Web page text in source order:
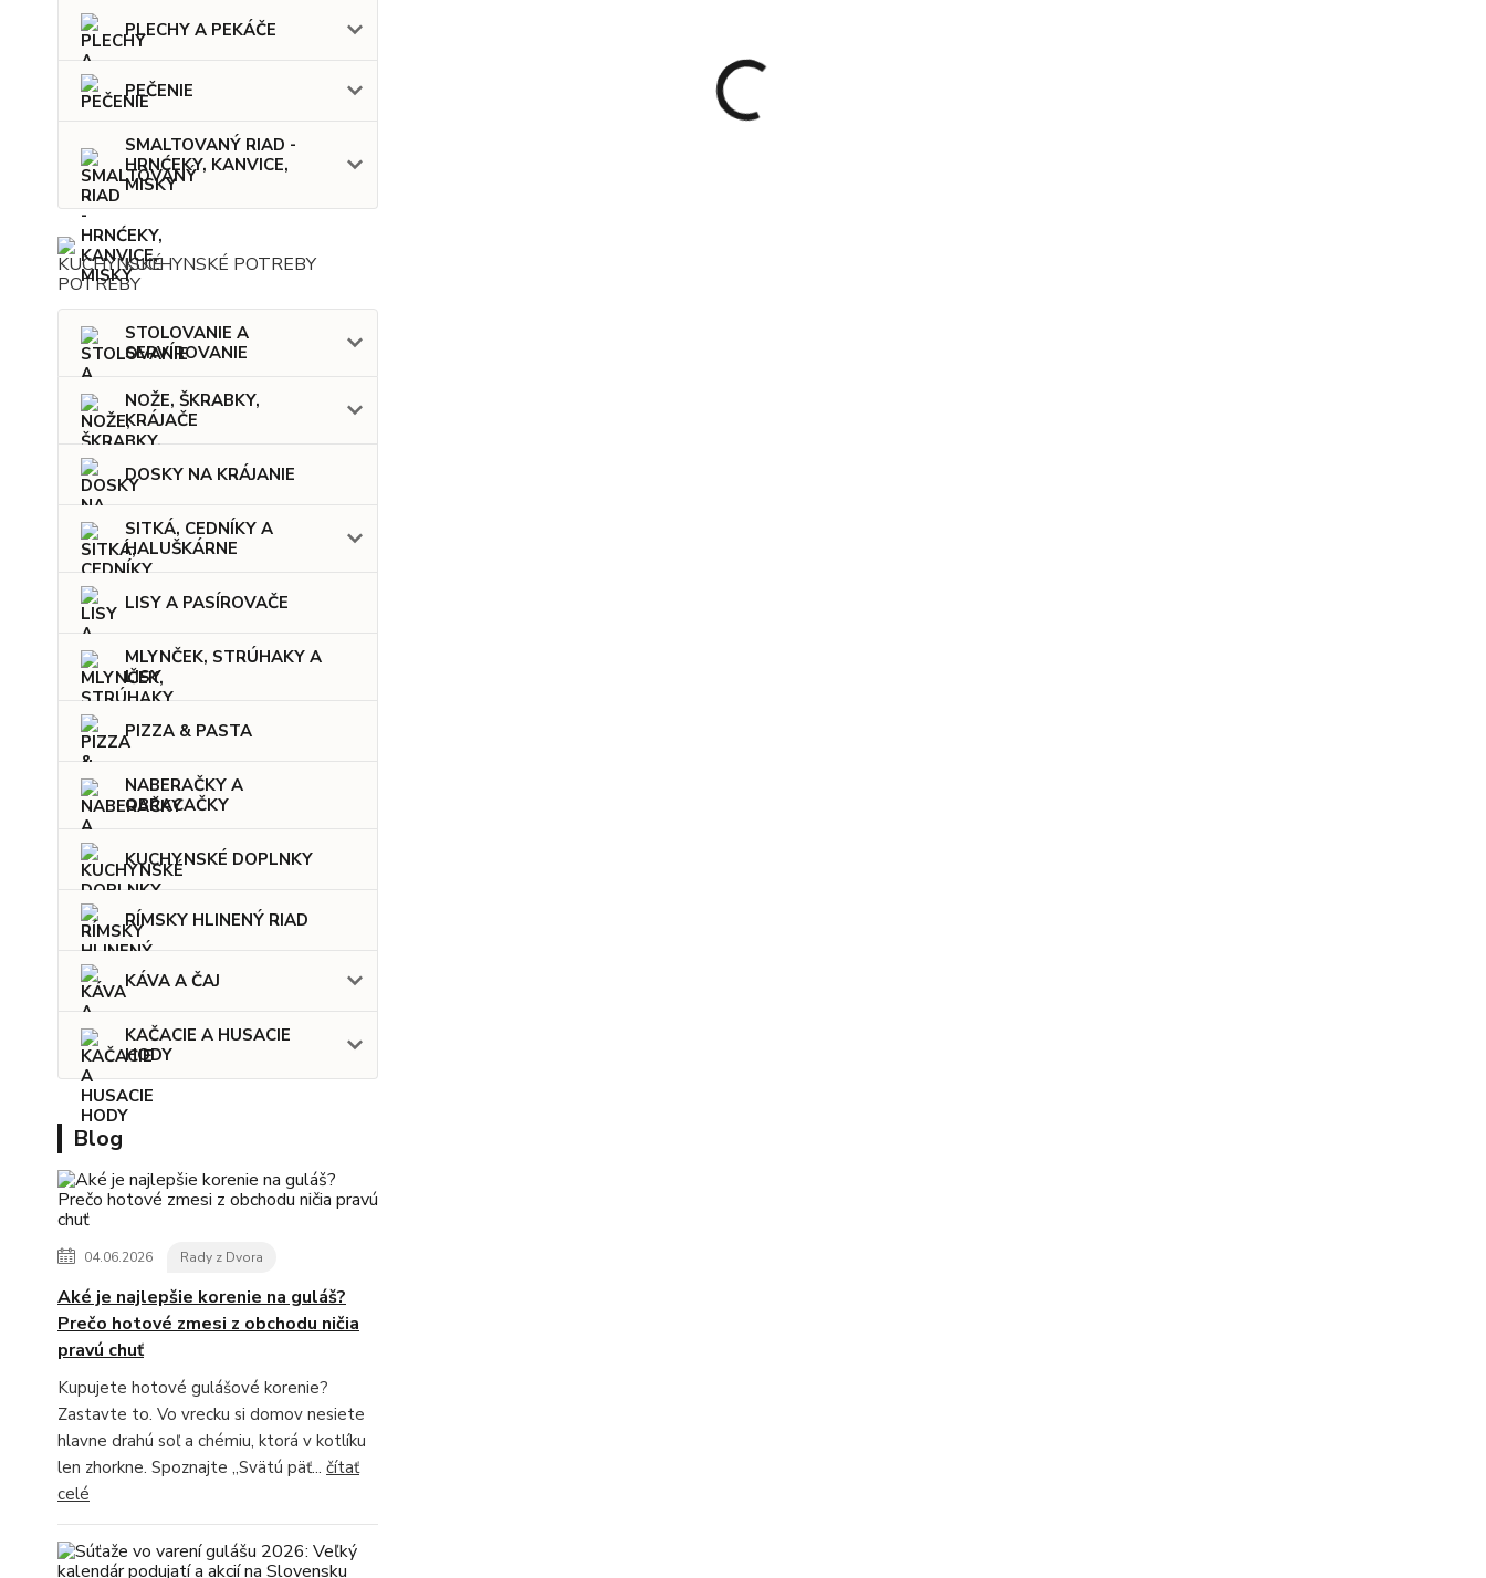
PLECHY A PEKÁČE
PEČENIE
SMALTOVANÝ RIAD -
HRNĆEKY, KANVICE,
MISKY
KUCHYNSKÉ POTREBY
STOLOVANIE A
SERVÍROVANIE
NOŽE, ŠKRABKY,
KRÁJAČE
DOSKY NA KRÁJANIE
SITKÁ, CEDNÍKY A
HALUŠKÁRNE
LISY A PASÍROVAČE
MLYNČEK, STRÚHAKY A
LISY
PIZZA & PASTA
NABERAČKY A
OBRACAČKY
KUCHYNSKÉ DOPLNKY
RÍMSKY HLINENÝ RIAD
KÁVA A ČAJ
KAČACIE A HUSACIE
HODY
Blog
04.06.2026 Rady z Dvora
Aké je najlepšie korenie na guláš?
Prečo hotové zmesi z obchodu ničia
pravú chuť
Kupujete hotové gulášové korenie?
Zastavte to. Vo vrecku si domov nesiete
hlavne drahú soľ a chémiu, ktorá v kotlíku
len zhorkne. Spoznajte „Svätú päť... čítať
celé